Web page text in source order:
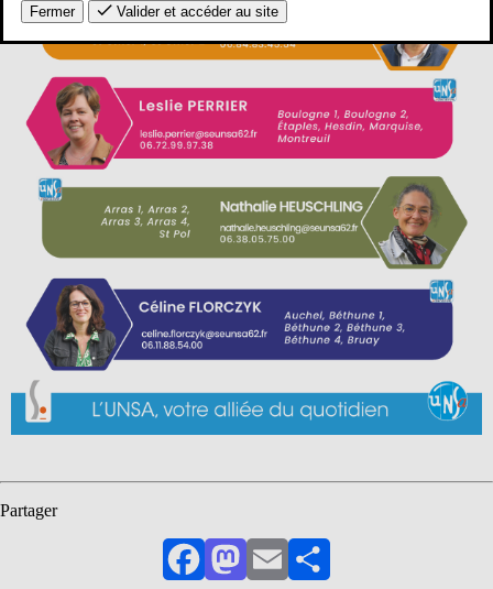
Partager
FacebookMastodon
EmailPartager
Fermer Valider et accéder au site